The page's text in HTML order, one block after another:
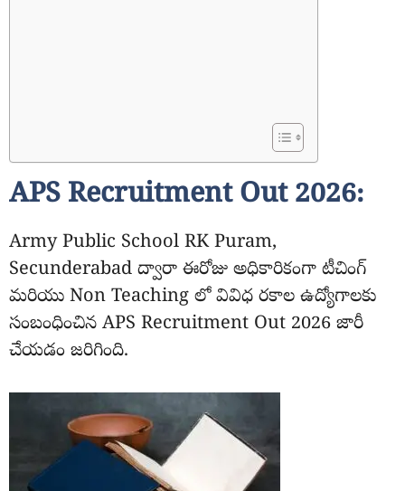
APS Recruitment Out 2026:
Army Public School RK Puram,
Secunderabad ద్వారా ఈరోజు అధికారికంగా టీచింగ్
మరియు Non Teaching లో వివిధ రకాల ఉద్యోగాలకు
సంబంధించిన APS Recruitment Out 2026 జారీ
చేయడం జరిగింది.